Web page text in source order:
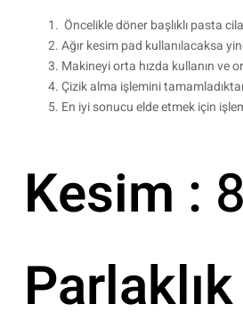
Öncelikle döner başlıklı pasta
Ağır kesim pad kullanılacaksa
Makineyi orta hızda kullanın ve
Çizik alma işlemini
En iyi sonucu elde etmek için
Kesim :